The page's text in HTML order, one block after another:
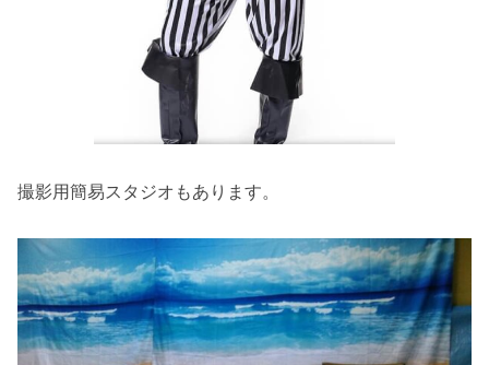
撮影用簡易スタジオもあります。